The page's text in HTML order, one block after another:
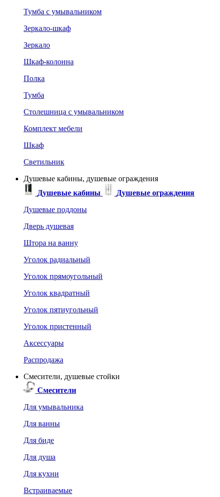
Тумба с умывальником
Зеркало-шкаф
Зеркало
Шкаф-колонна
Полка
Тумба
Столешница с умывальником
Комплект мебели
Шкаф
Светильник
Душевые кабины, душевые ограждения
Душевые кабины
Душевые ограждения
Душевые поддоны
Дверь душевая
Штора на ванну
Уголок радиальный
Уголок прямоугольный
Уголок квадратный
Уголок пятиугольный
Уголок пристенный
Аксессуары
Распродажа
Смесители, душевые стойки
Смесители
Для умывальника
Для ванны
Для биде
Для душа
Для кухни
Встраиваемые